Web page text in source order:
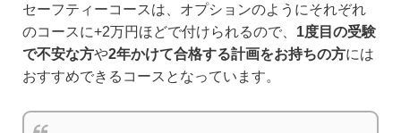
セーフティーコースは、オプションのようにそれぞれ
のコースに+2万円ほどで付けられるので、 1度目の受験
で不安な方や2年かけて合格する計画をお持ちの方には
おすすめできるコースとなっています。